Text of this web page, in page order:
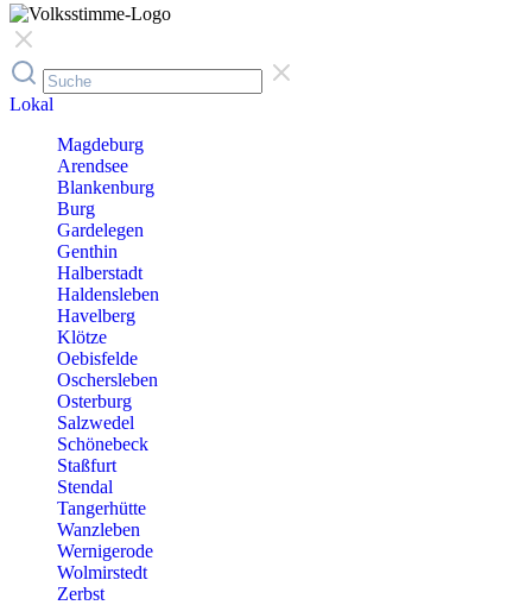
Lokal
Magdeburg
Arendsee
Blankenburg
Burg
Gardelegen
Genthin
Halberstadt
Haldensleben
Havelberg
Klötze
Oebisfelde
Oschersleben
Osterburg
Salzwedel
Schönebeck
Staßfurt
Stendal
Tangerhütte
Wanzleben
Wernigerode
Wolmirstedt
Zerbst